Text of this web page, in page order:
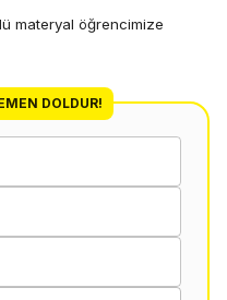
materyal öğrencimize
DOLDUR!